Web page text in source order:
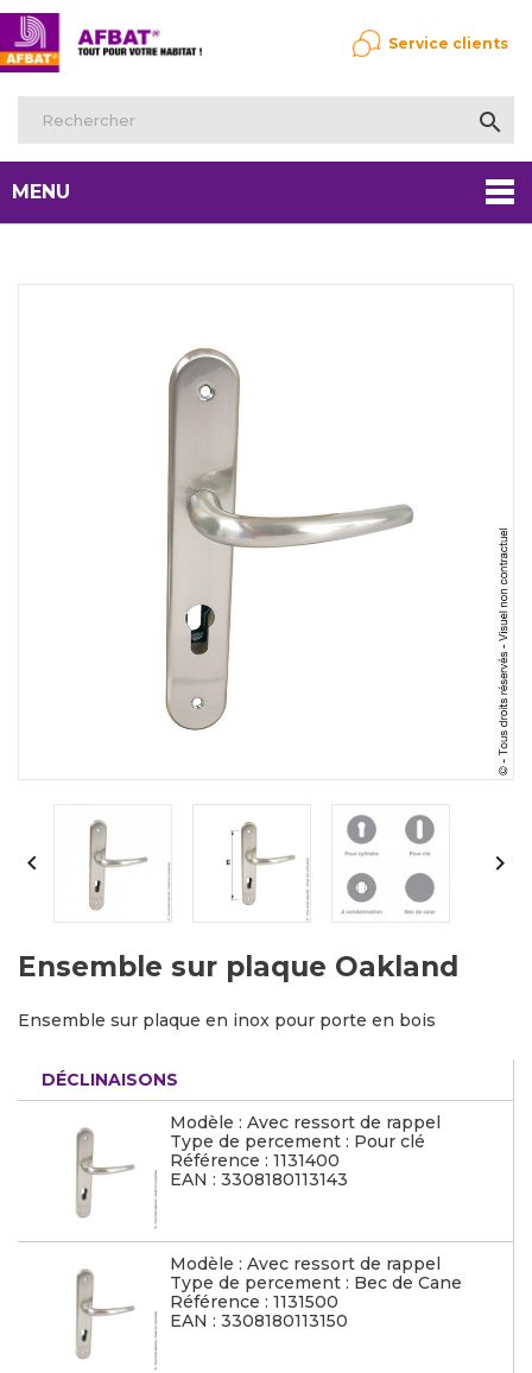

Service clients
MENU
 
Ensemble sur plaque Oakland
Ensemble sur plaque en inox pour porte en bois
DÉCLINAISONS
Modèle : Avec ressort de rappel
Type de percement : Pour clé
Référence : 1131400
EAN : 3308180113143
Modèle : Avec ressort de rappel
Type de percement : Bec de Cane
Référence : 1131500
EAN : 3308180113150